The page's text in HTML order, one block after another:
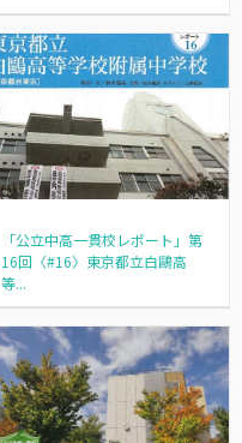
「公立中高一貫校レポート」第
16回〈#16〉東京都立白鷗高
等...